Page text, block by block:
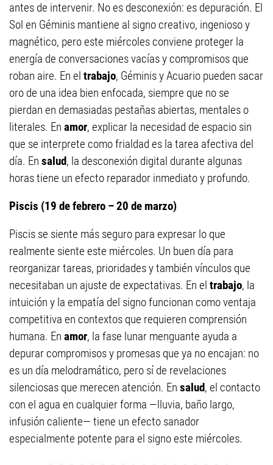
antes de intervenir. No es desconexión: es depuración. El
Sol en Géminis mantiene al signo creativo, ingenioso y
magnético, pero este miércoles conviene proteger la
energía de conversaciones vacías y compromisos que
roban aire. En el trabajo, Géminis y Acuario pueden sacar
oro de una idea bien enfocada, siempre que no se
pierdan en demasiadas pestañas abiertas, mentales o
literales. En amor, explicar la necesidad de espacio sin
que se interprete como frialdad es la tarea afectiva del
día. En salud, la desconexión digital durante algunas
horas tiene un efecto reparador inmediato y profundo.
Piscis (19 de febrero – 20 de marzo)
Piscis se siente más seguro para expresar lo que
realmente siente este miércoles. Un buen día para
reorganizar tareas, prioridades y también vínculos que
necesitaban un ajuste de expectativas. En el trabajo, la
intuición y la empatía del signo funcionan como ventaja
competitiva en contextos que requieren comprensión
humana. En amor, la fase lunar menguante ayuda a
depurar compromisos y promesas que ya no encajan: no
es un día melodramático, pero sí de revelaciones
silenciosas que merecen atención. En salud, el contacto
con el agua en cualquier forma —lluvia, baño largo,
infusión caliente— tiene un efecto sanador
especialmente potente para el signo este miércoles.